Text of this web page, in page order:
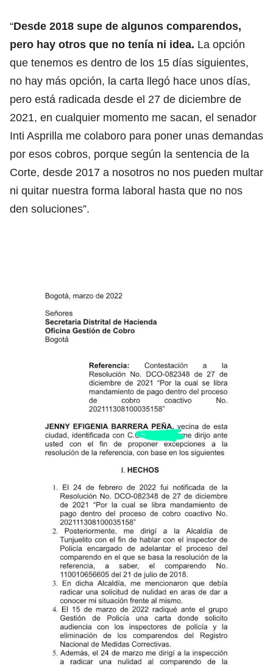
“Desde 2018 supe de algunos comparendos,
pero hay otros que no tenía ni idea. La opción
que tenemos es dentro de los 15 días siguientes,
no hay más opción, la carta llegó hace unos días,
pero está radicada desde el 27 de diciembre de
2021, en cualquier momento me sacan, el senador
Inti Asprilla me colaboro para poner unas demandas
por esos cobros, porque según la sentencia de la
Corte, desde 2017 a nosotros no nos pueden multar
ni quitar nuestra forma laboral hasta que no nos
den soluciones”.